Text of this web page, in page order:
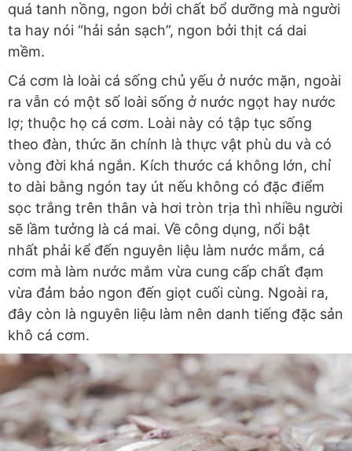
quá tanh nồng, ngon bởi chất bổ dưỡng mà người
ta hay nói “hải sản sạch”, ngon bởi thịt cá dai
mềm.
Cá cơm là loài cá sống chủ yếu ở nước mặn, ngoài
ra vẫn có một số loài sống ở nước ngọt hay nước
lợ; thuộc họ cá cơm. Loài này có tập tục sống
theo đàn, thức ăn chính là thực vật phù du và có
vòng đời khá ngắn. Kích thước cá không lớn, chỉ
to dài bằng ngón tay út nếu không có đặc điểm
sọc trắng trên thân và hơi tròn trịa thì nhiều người
sẽ lầm tưởng là cá mai. Về công dụng, nổi bật
nhất phải kể đến nguyên liệu làm nước mắm, cá
cơm mà làm nước mắm vừa cung cấp chất đạm
vừa đảm bảo ngon đến giọt cuối cùng. Ngoài ra,
đây còn là nguyên liệu làm nên danh tiếng đặc sản
khô cá cơm.